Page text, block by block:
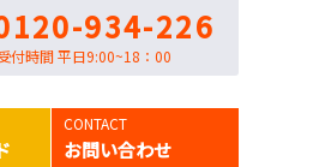
934-226
付時間 平日9:00~18：00
お問い合わせ